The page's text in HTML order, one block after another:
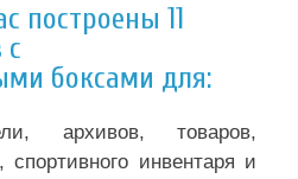
построены 11
боксами для:
архивов, товаров,
спортивного инвентаря и